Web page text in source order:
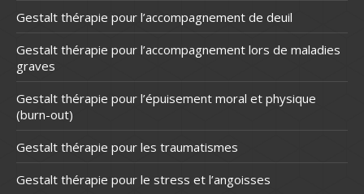
Gestalt thérapie pour l’accompagnement de deuil
Gestalt thérapie pour l’accompagnement lors de maladies
graves
Gestalt thérapie pour l’épuisement moral et physique
(burn-out)
Gestalt thérapie pour les traumatismes
Gestalt thérapie pour le stress et l’angoisses